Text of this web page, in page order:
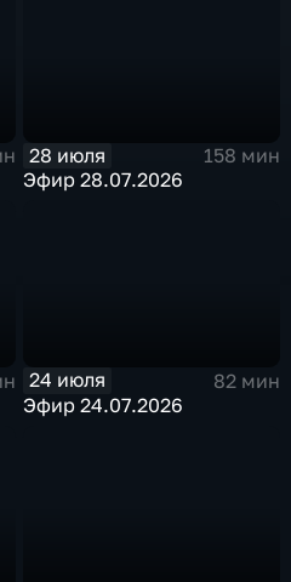
28 июля
158 мин
Эфир 28.07.2026
24 июля
82 мин
Эфир 24.07.2026